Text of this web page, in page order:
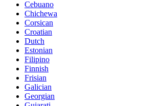
Cebuano
Chichewa
Corsican
Croatian
Dutch
Estonian
Filipino
Finnish
Frisian
Galician
Georgian